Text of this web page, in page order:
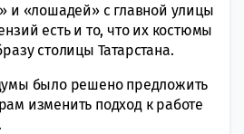
и «лошадей» с главной улицы
есть и то, что их костюмы
столицы Татарстана.
было решено предложить
изменить подход к работе